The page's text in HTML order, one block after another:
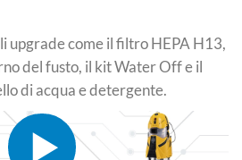
upgrade come il filtro HEPA H13,
del fusto, il kit Water Off e il
di acqua e detergente.